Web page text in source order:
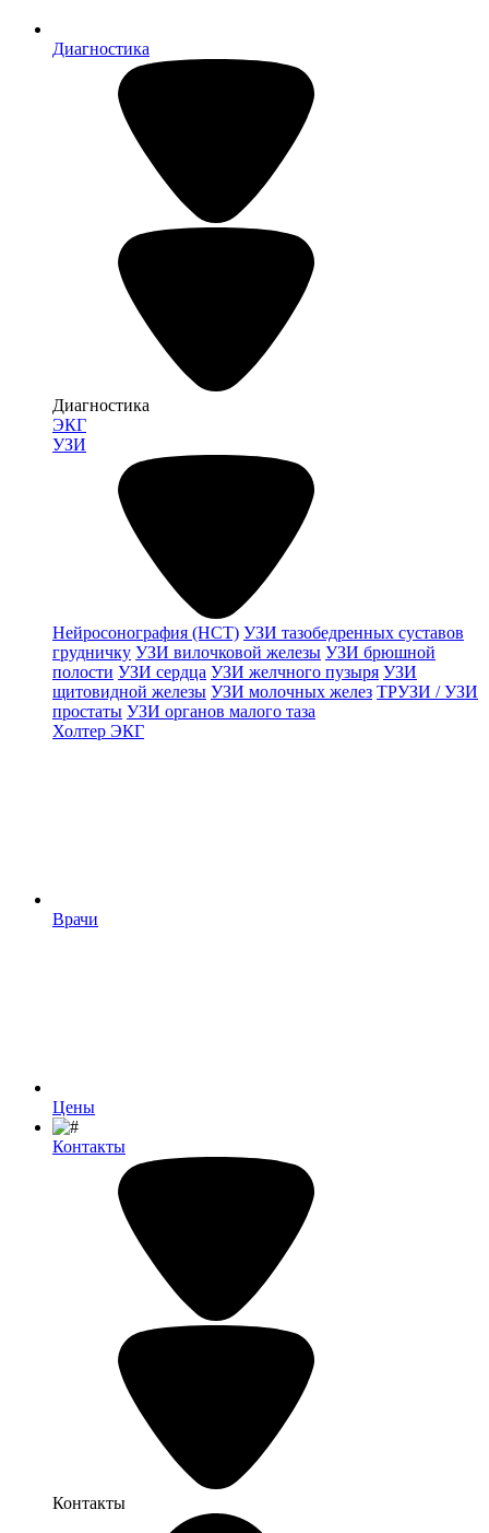
Диагностика
Диагностика
ЭКГ
УЗИ
Нейросонография (НСТ) УЗИ тазобедренных суставов
грудничку УЗИ вилочковой железы УЗИ брюшной
полости УЗИ сердца УЗИ желчного пузыря УЗИ
щитовидной железы УЗИ молочных желез ТРУЗИ / УЗИ
простаты УЗИ органов малого таза
Холтер ЭКГ
Врачи
Цены
Контакты
Контакты